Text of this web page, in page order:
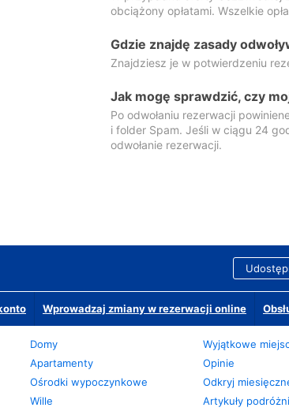
obciążony opłatami. Wszelkie
Gdzie znajdę zasady
Znajdziesz je w potwierdzeniu
Jak mogę sprawdzić, czy
Po odwołaniu rezerwacji
i folder Spam. Jeśli w ciągu 24
odwołanie rezerwacji.
Wprowadzaj zmiany w rezerwacji online
Domy
Apartamenty
Ośrodki wypoczynkowe
Wille
Wyjątkowe
Opinie
Odkryj
Artykuły